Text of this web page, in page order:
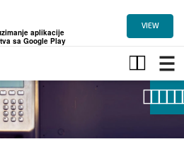
aplikacije
sa Google Play
VIEW